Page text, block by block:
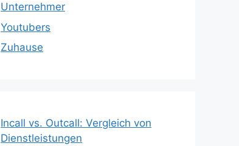
Unternehmer
Youtubers
Zuhause
Incall vs. Outcall: Vergleich von
Dienstleistungen